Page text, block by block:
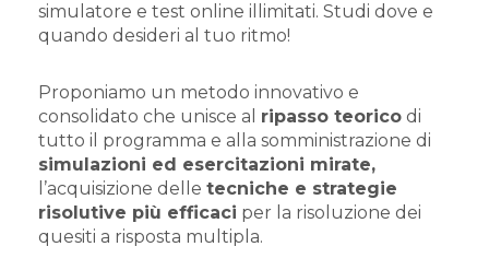
simulatore e test online illimitati. Studi dove e
quando desideri al tuo ritmo!
Proponiamo un metodo innovativo e
consolidato che unisce al ripasso teorico di
tutto il programma e alla somministrazione di
simulazioni ed esercitazioni mirate,
l’acquisizione delle tecniche e strategie
risolutive più efficaci per la risoluzione dei
quesiti a risposta multipla.